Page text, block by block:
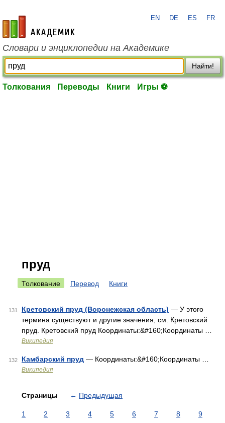
academic.ru
EN DE ES FR
Словари и энциклопедии на Академике
Найти!
Толкования Переводы Книги Игры ⚽
пруд
Толкование Перевод Книги
131 Кретовский пруд (Воронежская область) — У этого
термина существуют и другие значения, см. Кретовский
пруд. Кретовский пруд Координаты:&#160;Координаты …
Википедия
132 Камбарский пруд — Координаты:&#160;Координаты …
Википедия
Страницы ← Предыдущая
1 2 3 4 5 6 7 8
9